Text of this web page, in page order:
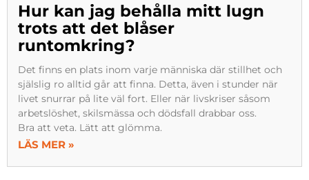
Hur kan jag behålla mitt lugn
trots att det blåser
runtomkring?
Det finns en plats inom varje människa där stillhet och
själslig ro alltid går att finna. Detta, även i stunder när
livet snurrar på lite väl fort. Eller när livskriser såsom
arbetslöshet, skilsmässa och dödsfall drabbar oss.
Bra att veta. Lätt att glömma.
LÄS MER »